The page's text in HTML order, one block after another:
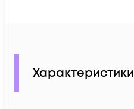
Характеристики